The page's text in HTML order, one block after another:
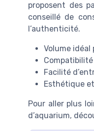
proposent des
conseillé de
l’authenticité.
Volume
Facilité
Esthétique
Pour aller plus
d’aquarium,